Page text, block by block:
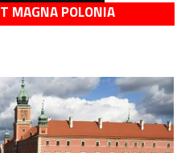
MAGNA POLONIA